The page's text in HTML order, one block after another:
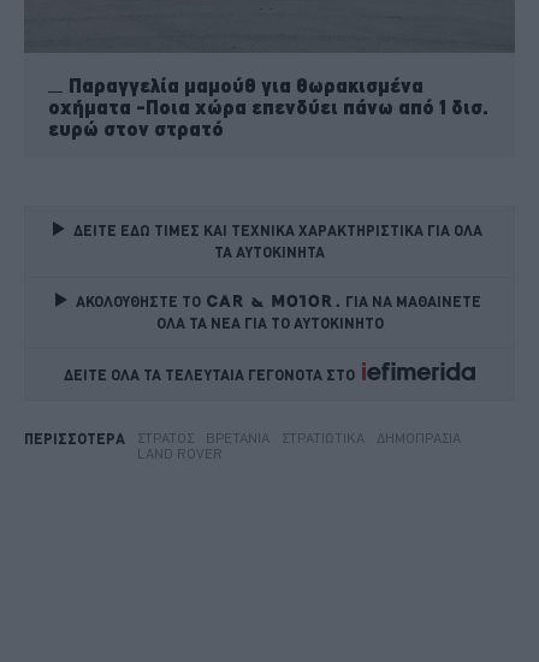
Παραγγελία μαμούθ για θωρακισμένα
οχήματα -Ποια χώρα επενδύει πάνω από 1 δισ.
ευρώ στον στρατό
ΔΕΙΤΕ ΕΔΩ ΤΙΜΕΣ ΚΑΙ ΤΕΧΝΙΚΑ ΧΑΡΑΚΤΗΡΙΣΤΙΚΑ ΓΙΑ ΟΛΑ
ΤΑ ΑΥΤΟΚΙΝΗΤΑ
ΑΚΟΛΟΥΘΗΣΤΕ ΤΟ
ΓΙΑ ΝΑ ΜΑΘΑΙΝΕΤΕ
ΟΛΑ ΤΑ ΝΕΑ ΓΙΑ ΤΟ ΑΥΤΟΚΙΝΗΤΟ
ΔΕΙΤΕ ΟΛΑ ΤΑ ΤΕΛΕΥΤΑΙΑ ΓΕΓΟΝΟΤΑ ΣΤΟ
ΠΕΡΙΣΣΟΤΕΡΑ ΣΤΡΑΤΌΣ ΒΡΕΤΑΝΊΑ ΣΤΡΑΤΙΩΤΙΚΆ
ΔΗΜΟΠΡΑΣΊΑ
LAND ROVER